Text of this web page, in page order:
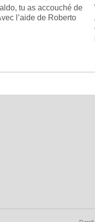
tu as accouché de
l’aide de Roberto